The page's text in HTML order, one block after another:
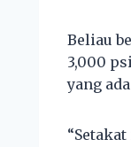
Beliau
3,000
yang